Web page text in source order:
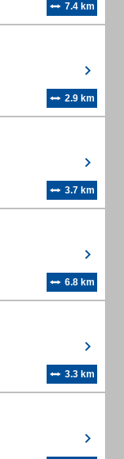
7.4 km
2.9 km
3.7 km
6.8 km
3.3 km